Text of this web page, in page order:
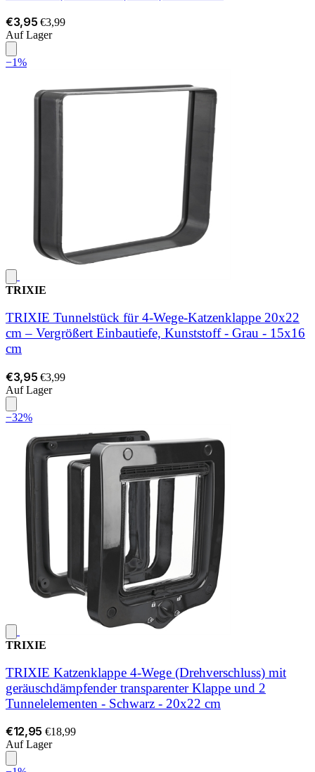
€3,95 €3,99
Auf Lager
−1%
TRIXIE
TRIXIE Tunnelstück für 4-Wege-Katzenklappe 20x22
cm – Vergrößert Einbautiefe, Kunststoff - Grau - 15x16
cm
€3,95 €3,99
Auf Lager
−32%
TRIXIE
TRIXIE Katzenklappe 4‑Wege (Drehverschluss) mit
geräuschdämpfender transparenter Klappe und 2
Tunnelelementen - Schwarz - 20x22 cm
€12,95 €18,99
Auf Lager